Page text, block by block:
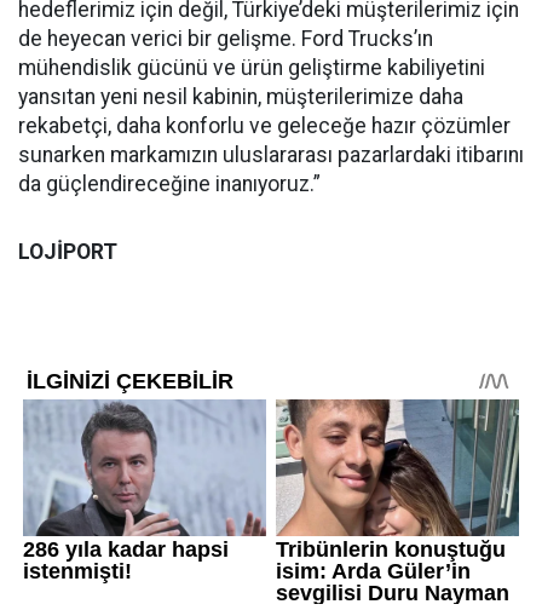
hedeflerimiz için değil, Türkiye’deki müşterilerimiz için
de heyecan verici bir gelişme. Ford Trucks’ın
mühendislik gücünü ve ürün geliştirme kabiliyetini
yansıtan yeni nesil kabinin, müşterilerimize daha
rekabetçi, daha konforlu ve geleceğe hazır çözümler
sunarken markamızın uluslararası pazarlardaki itibarını
da güçlendireceğine inanıyoruz.”
LOJİPORT